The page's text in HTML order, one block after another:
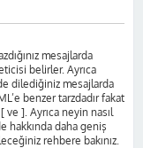
mesajlarda
belirler. Ayrıca
dilediğiniz mesajlarda
benzer tarzdadır fakat
]. Ayrıca neyin nasıl
hakkında daha geniş
rehbere bakınız.